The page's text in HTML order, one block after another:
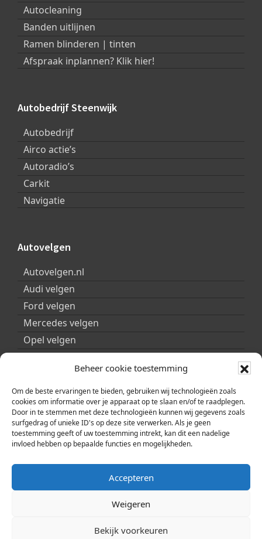
Beheer cookie toestemming
Om de beste ervaringen te bieden, gebruiken wij technologieën zoals
cookies om informatie over je apparaat op te slaan en/of te raadplegen.
Door in te stemmen met deze technologieën kunnen wij gegevens zoals
surfgedrag of unieke ID's op deze site verwerken. Als je geen
toestemming geeft of uw toestemming intrekt, kan dit een nadelige
invloed hebben op bepaalde functies en mogelijkheden.
Accepteren
Weigeren
Bekijk voorkeuren
Autocleaning
Banden uitlijnen
Ramen blinderen | tinten
Afspraak inplannen? Klik hier!
Autobedrijf Steenwijk
Autobedrijf
Airco actie’s
Autoradio’s
Carkit
Navigatie
Autovelgen
Autovelgen.nl
Audi velgen
Ford velgen
Mercedes velgen
Opel velgen
Peugeot velgen
Porsche velgen
Seat velgen
Skoda velgen
Smart velgen
Volkswagen velgen
© 2026 | Copyright ARA Automobility Center |